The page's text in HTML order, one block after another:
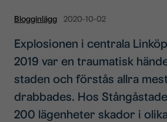
Blogginlägg 2020-10-02
Explosionen i centrala
2019 var en traumatisk
staden och förstås allra
drabbades. Hos
200 lägenheter skador i